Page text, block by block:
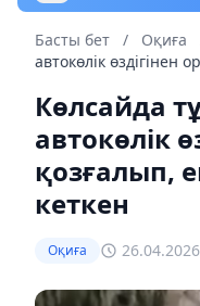
Басты бет / Оқиға
автокөлік өздігінен
Көлсайда
автокөлік
қозғалып,
кеткен
Оқиға